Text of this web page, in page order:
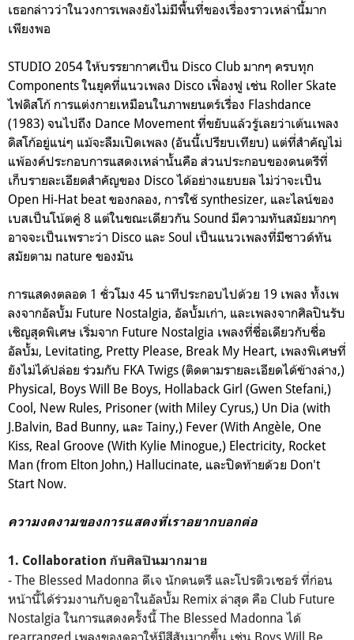
เธอกล่าวว่าในวงการเพลงยังไม่มีพื้นที่ของเรื่องราวเหล่านี้มาก
เพียงพอ
STUDIO 2054 ให้บรรยากาศเป็น Disco Club มากๆ ครบทุก
Components ในยุคที่แนวเพลง Disco เฟื่องฟู เช่น Roller Skate
ไฟดิสโก้ การแต่งกายเหมือนในภาพยนตร์เรื่อง Flashdance
(1983) จนไปถึง Dance Movement ที่ขยับแล้วรู้เลยว่าเต้นเพลง
ดิสโก้อยู่แน่ๆ แม้จะลืมเปิดเพลง (อันนี้เปรียบเทียบ) แต่ที่สำคัญไม่
แพ้องค์ประกอบการแสดงเหล่านั้นคือ ส่วนประกอบของดนตรีที่
เก็บรายละเอียดสำคัญของ Disco ได้อย่างแยบยล ไม่ว่าจะเป็น
Open Hi-Hat beat ของกลอง, การใช้ synthesizer, และไลน์ของ
เบสเป็นโน้ตคู่ 8 แต่ในขณะเดียวกัน Sound มีความทันสมัยมากๆ
อาจจะเป็นเพราะว่า Disco และ Soul เป็นแนวเพลงที่มีซาวด์ทัน
สมัยตาม nature ของมัน
การแสดงตลอด 1 ชั่วโมง 45 นาทีประกอบไปด้วย 19 เพลง ทั้งเพ
ลงจากอัลบั้ม Future Nostalgia, อัลบั้มเก่า, และเพลงจากศิลปินรับ
เชิญสุดพิเศษ เริ่มจาก Future Nostalgia เพลงที่ชื่อเดียวกับชื่อ
อัลบั้ม, Levitating, Pretty Please, Break My Heart, เพลงพิเศษที่
ยังไม่ได้ปล่อย ร่วมกับ FKA Twigs (ติดตามรายละเอียดได้ข้างล่าง,)
Physical, Boys Will Be Boys, Hollaback Girl (Gwen Stefani,)
Cool, New Rules, Prisoner (with Miley Cyrus,) Un Dia (with
J.Balvin, Bad Bunny, และ Tainy,) Fever (With Angèle, One
Kiss, Real Groove (With Kylie Minogue,) Electricity, Rocket
Man (from Elton John,) Hallucinate, และปิดท้ายด้วย Don't
Start Now.
ความงดงามของการแสดงที่เราอยากบอกต่อ
1. Collaboration กับศิลปินมากมาย
- The Blessed Madonna ดีเจ นักดนตรี และโปรดิวเซอร์ ที่ก่อน
หน้านี้ได้ร่วมงานกับดูอาในอัลบั้ม Remix ล่าสุด คือ Club Future
Nostalgia ในการแสดงครั้งนี้ The Blessed Madonna ได้
rearranged เพลงของดูอาให้มีสีสันมากขึ้น เช่น Boys Will Be